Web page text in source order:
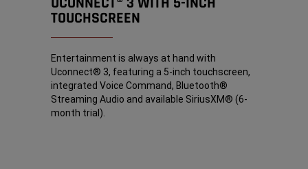
TOUCHSCREEN
Entertainment is always at hand with
Uconnect® 3, featuring a 5-inch touchscreen,
integrated Voice Command, Bluetooth®
Streaming Audio and available SiriusXM® (6-
month trial).